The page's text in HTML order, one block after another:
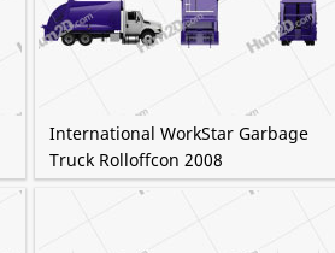
International WorkStar Garbage
Truck Rolloffcon 2008